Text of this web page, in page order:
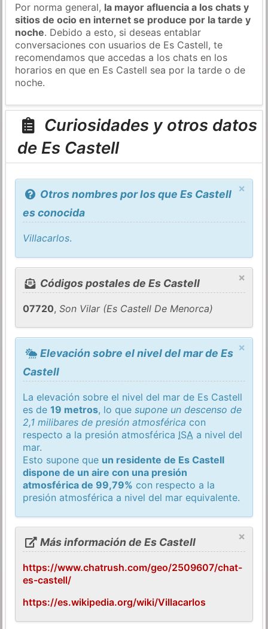
Por norma general, la mayor afluencia a los chats y
sitios de ocio en internet se produce por la tarde y
noche. Debido a esto, si deseas entablar
conversaciones con usuarios de Es Castell, te
recomendamos que accedas a los chats en los
horarios en que en Es Castell sea por la tarde o de
noche.
Curiosidades y otros datos
de Es Castell
×
Otros nombres por los que Es Castell
es conocida
Villacarlos.
×
Códigos postales de Es Castell
07720,Son Vilar (Es Castell De Menorca)
×
Elevación sobre el nivel del mar de Es
Castell
La elevación sobre el nivel del mar de Es Castell
es de19 metros, lo quesupone un descenso de
2,1 milibares de presión atmosférica con
respecto a la presión atmosférica ISA a nivel del
mar.
Esto supone que un residente de Es Castell
dispone de un aire con una presión
atmosférica de 99,79% con respecto a la
presión atmosférica a nivel del mar equivalente.
×
Más información de Es Castell
https://www.chatrush.com/geo/2509607/chat-
es-castell/
https://es.wikipedia.org/wiki/Villacarlos